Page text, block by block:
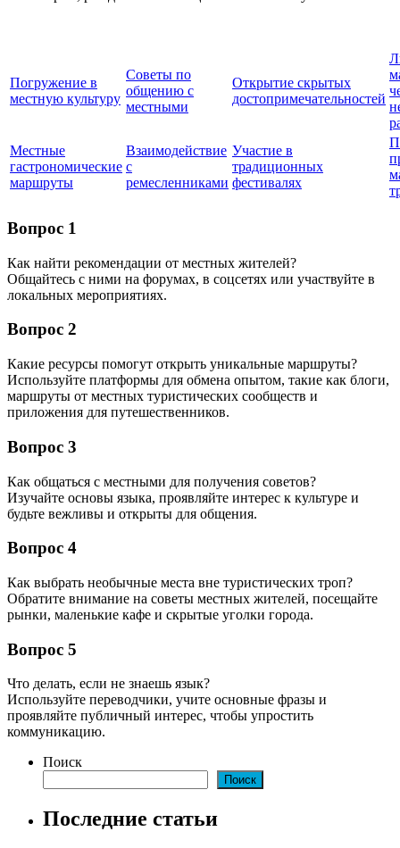
Погружение в
местную культуру
Советы по
общению с
местными
Открытие скрытых
достопримечательностей
Местные
гастрономические
маршруты
Взаимодействие
с
ремесленниками
Участие в
традиционных
фестивалях
Вопрос 1
Как найти рекомендации от местных жителей?
Общайтесь с ними на форумах, в соцсетях или участвуйте в
локальных мероприятиях.
Вопрос 2
Какие ресурсы помогут открыть уникальные маршруты?
Используйте платформы для обмена опытом, такие как блоги,
маршруты от местных туристических сообществ и
приложения для путешественников.
Вопрос 3
Как общаться с местными для получения советов?
Изучайте основы языка, проявляйте интерес к культуре и
будьте вежливы и открыты для общения.
Вопрос 4
Как выбрать необычные места вне туристических троп?
Обратите внимание на советы местных жителей, посещайте
рынки, маленькие кафе и скрытые уголки города.
Вопрос 5
Что делать, если не знаешь язык?
Используйте переводчики, учите основные фразы и
проявляйте публичный интерес, чтобы упростить
коммуникацию.
Поиск
Поиск
Последние статьи